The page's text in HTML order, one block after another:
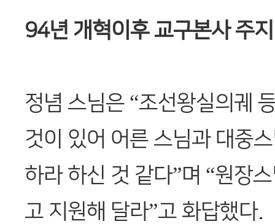
94년 개혁이후 교구본사 주
정념 스님은 “조선왕실의궤
것이 있어 어른 스님과 대중
하라 하신 것 같다”며 “원장
고 지원해 달라”고 화답했다.